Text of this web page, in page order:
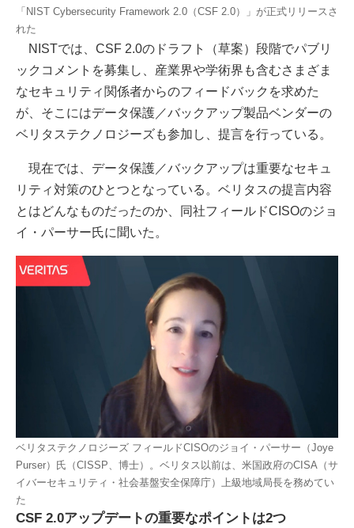
「NIST Cybersecurity Framework 2.0（CSF 2.0）」が正式リリースさ
れた
NISTでは、CSF 2.0のドラフト（草案）段階でパブリ
ックコメントを募集し、産業界や学術界も含むさまざま
なセキュリティ関係者からのフィードバックを求めた
が、そこにはデータ保護／バックアップ製品ベンダーの
ベリタステクノロジーズも参加し、提言を行っている。
現在では、データ保護／バックアップは重要なセキュ
リティ対策のひとつとなっている。ベリタスの提言内容
とはどんなものだったのか、同社フィールドCISOのジョ
イ・パーサー氏に聞いた。
ベリタステクノロジーズ フィールドCISOのジョイ・パーサー（Joye
Purser）氏（CISSP、博士）。ベリタス以前は、米国政府のCISA（サ
イバーセキュリティ・社会基盤安全保障庁）上級地域局長を務めてい
た
CSF 2.0アップデートの重要なポイントは2つ